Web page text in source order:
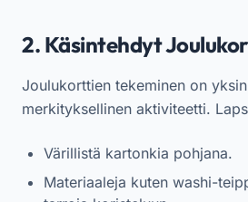
2. Käsintehdyt
Joulukorttien tekeminen on
merkityksellinen aktiviteetti.
Värillistä kartonkia pohjana.
Materiaaleja kuten washi-